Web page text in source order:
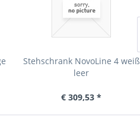
Stehschrank NovoLine 4 weiß
leer
€ 309,53 *